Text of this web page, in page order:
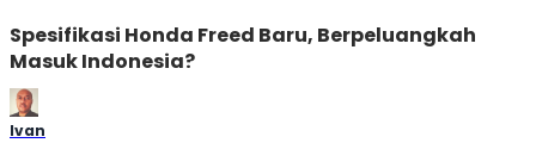
Spesifikasi Honda Freed Baru, Berpeluangkah
Masuk Indonesia?
Ivan